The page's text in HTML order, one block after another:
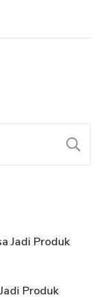
Jadi Produk
Produk